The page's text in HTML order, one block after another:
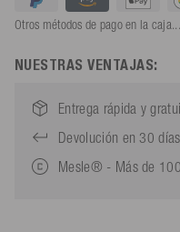
Otros métodos de pago en la caja...
NUESTRAS VENTAJAS:
Entrega rápida y
Devolución en 30 días
Mesle® - Más de